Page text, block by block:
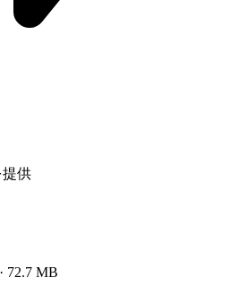
提供
72.7 MB